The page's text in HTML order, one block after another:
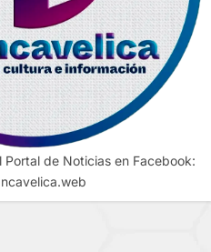
Portal de Noticias en Facebook: